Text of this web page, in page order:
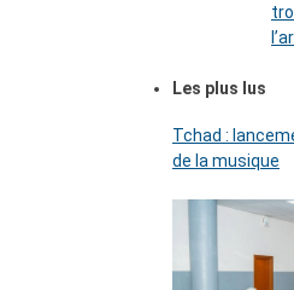
Les plus lus
Tchad :
de la musique